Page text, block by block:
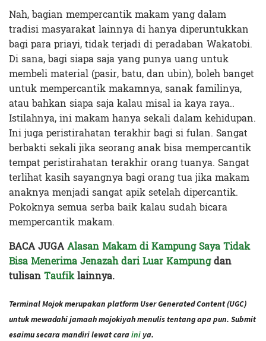
Nah, bagian mempercantik makam yang dalam
tradisi masyarakat lainnya di hanya diperuntukkan
bagi para priayi, tidak terjadi di peradaban Wakatobi.
Di sana, bagi siapa saja yang punya uang untuk
membeli material (pasir, batu, dan ubin), boleh banget
untuk mempercantik makamnya, sanak familinya,
atau bahkan siapa saja kalau misal ia kaya raya..
Istilahnya, ini makam hanya sekali dalam kehidupan.
Ini juga peristirahatan terakhir bagi si fulan. Sangat
berbakti sekali jika seorang anak bisa mempercantik
tempat peristirahatan terakhir orang tuanya. Sangat
terlihat kasih sayangnya bagi orang tua jika makam
anaknya menjadi sangat apik setelah dipercantik.
Pokoknya semua serba baik kalau sudah bicara
mempercantik makam.
BACA JUGAAlasan Makam di Kampung Saya Tidak
Bisa Menerima Jenazah dari Luar Kampungdan
tulisanTaufiklainnya.
Terminal Mojok merupakan platform User Generated Content (UGC)
untuk mewadahi jamaah mojokiyah menulis tentang apa pun. Submit
esaimu secara mandiri lewat caraini ya.